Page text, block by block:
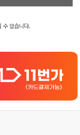
수 있습니다.